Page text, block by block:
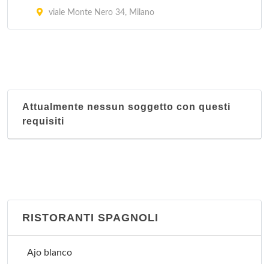
viale Monte Nero 34, Milano
Attualmente nessun soggetto con questi
requisiti
RISTORANTI SPAGNOLI
Ajo blanco